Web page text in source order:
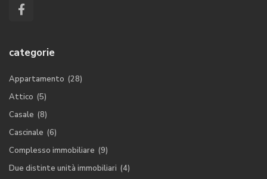
categorie
Appartamento (28)
Attico (5)
Casale (8)
Cascinale (6)
Complesso immobiliare (9)
Due distinte unità immobiliari (4)